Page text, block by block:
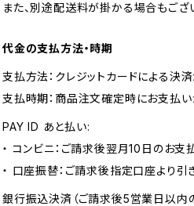
また、別途配送料が掛かる場合もござ
代金の支払方法・時期
支払方法：クレジットカードによる決
支払時期：商品注文確定時にお支払い
PAY ID あと払い:
・ コンビニ：ご請求後翌月10日のお支
・ 口座振替：ご請求後指定口座より引
銀行振込決済（ご請求後5営業日以内の